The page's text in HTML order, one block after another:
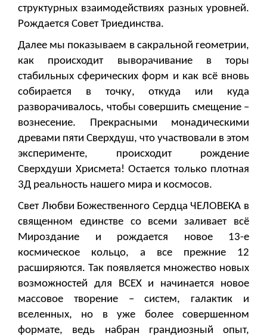
структурных взаимодействиях разных уровней.
Рождается Совет Триединства.
Далее мы показываем в сакральной геометрии,
как происходит выворачивание в торы
стабильных сферических форм и как всё вновь
собирается в точку, откуда или куда
разворачивалось, чтобы совершить смещение –
вознесение. Прекрасными монадическими
древами пяти Сверхдуш, что участвовали в этом
эксперименте, происходит рождение
Сверхдуши Хрисмета! Остается только плотная
3Д реальность нашего мира и космосов.
Свет Любви Божественного Сердца ЧЕЛОВЕКА в
священном единстве со всеми заливает всё
Мироздание и рождается новое 13-е
космическое кольцо, а все прежние 12
расширяются. Так появляется множество новых
возможностей для ВСЕХ и начинается новое
массовое творение – систем, галактик и
вселенных, но в уже более совершенном
формате, ведь набран грандиозный опыт,